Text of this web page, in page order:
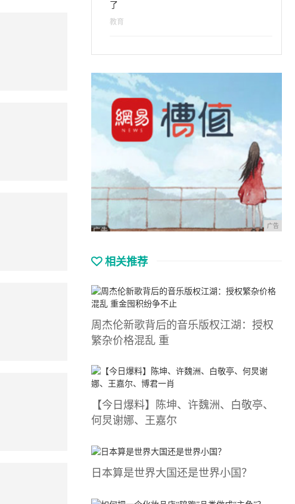
了
教育
广告
相关推荐
周杰伦新歌背后的音乐版权江湖：授权
繁杂价格混乱 重
【今日爆料】陈坤、许魏洲、白敬亭、
何炅谢娜、王嘉尔
日本算是世界大国还是世界小国？